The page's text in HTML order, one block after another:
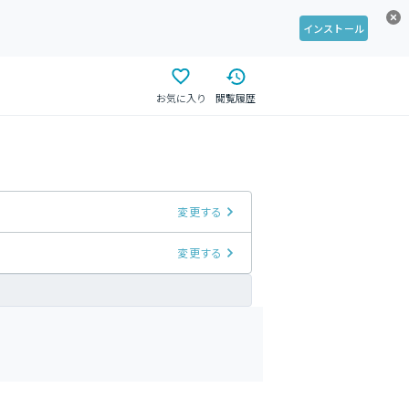
インストール
お気に入り 閲覧履歴
変更する
変更する